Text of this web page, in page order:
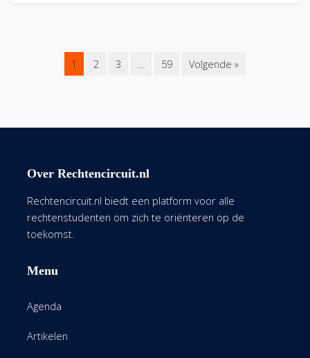
1 2 3 … 59 Volgende »
Over Rechtencircuit.nl
Rechtencircuit.nl biedt een platform voor alle
rechtenstudenten om zich te oriënteren op de
toekomst.
Menu
Agenda
Artikelen